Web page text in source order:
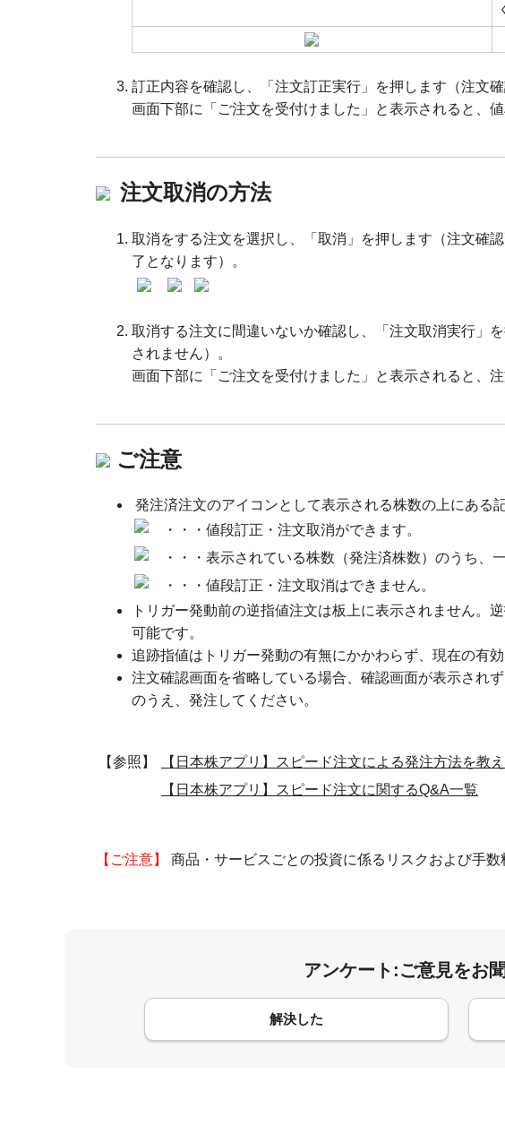
訂正内容を確認し、「注文訂正実行」を押します（注文
画面下部に「ご注文を受付けました」と表示されると、値
注文取消の方法
取消をする注文を選択し、「取消」を押します（注文確
了となります）。
取消する注文に間違いないか確認し、「注文取消実行」
されません）。
画面下部に「ご注文を受付けました」と表示されると、注
ご注意
発注済注文のアイコンとして表示される株数の上にある
・・・値段訂正・注文取消ができます。
・・・表示されている株数（発注済株数）のうち、
・・・値段訂正・注文取消はできません。
トリガー発動前の逆指値注文は板上に表示されません。
可能です。
追跡指値はトリガー発動の有無にかかわらず、現在の有
注文確認画面を省略している場合、確認画面が表示され
のうえ、発注してください。
【参照】
【日本株アプリ】スピード注文による発注方法を教え
【日本株アプリ】スピード注文に関するQ&A一覧
【ご注意】 商品・サービスごとの投資に係るリスクおよび手数
アンケート:ご意見をお
解決した
コメント